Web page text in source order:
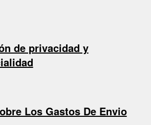
de privacidad y
Los Gastos De Envio